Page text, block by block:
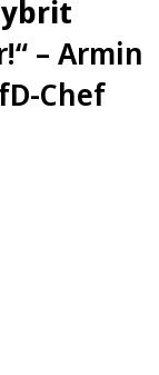
– Armin
Chef